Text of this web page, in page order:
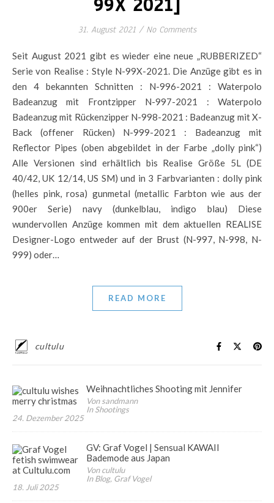
31. August 2021 / No Comments
Seit August 2021 gibt es wieder eine neue „RUBBERIZED“
Serie von Realise : Style N-99X-2021. Die Anzüge gibt es in
den 4 bekannten Schnitten : N-996-2021 : Waterpolo
Badeanzug mit Frontzipper N-997-2021 : Waterpolo
Badeanzug mit Rückenzipper N-998-2021 : Badeanzug mit X-
Back (offener Rücken) N-999-2021 : Badeanzug mit
Reflector Pipes (oben abgebildet in der Farbe „dolly pink“)
Alle Versionen sind erhältlich bis Realise Größe 5L (DE
40/42, UK 12/14, US SM) und in 3 Farbvarianten : dolly pink
(helles pink, rosa) gunmetal (metallic Farbton wie aus der
900er Serie) navy (dunkelblau, indigo blau) Diese
wundervollen Anzüge kommen mit dem aktuellen REALISE
Designer-Logo entweder auf der Brust (N-997, N-998, N-
999) oder…
READ MORE
cultulu
Weihnachtliches Shooting mit Jennifer
Von sandmann
In Shootings
24. Dezember 2025
GV: Graf Vogel | Sensual KAWAII
Bademode aus Japan
Von cultulu
In Blog, Graf Vogel
18. Juli 2025